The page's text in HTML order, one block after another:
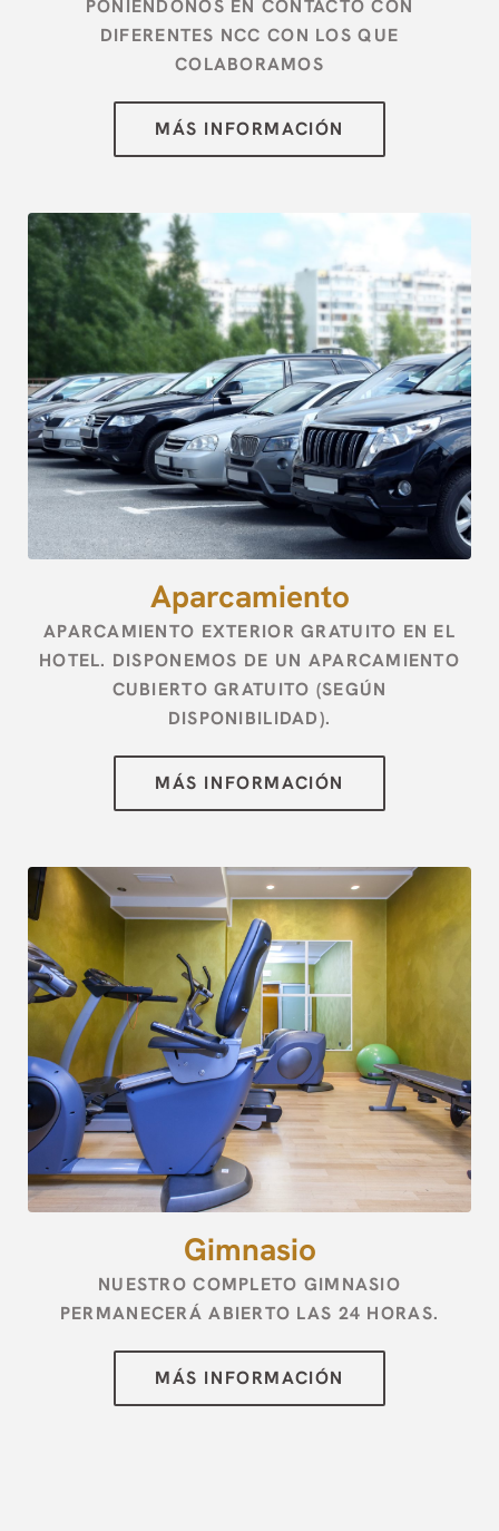
PONIÉNDONOS EN CONTACTO CON
DIFERENTES NCC CON LOS QUE
COLABORAMOS
[{"url":"https:\/\/synergy.booking-
channel.com\/api\/hotels\/2973\/medias\/76#Hotel Palace
Zingonia_Verdellino_Aparcamiento","name":""}]
Aparcamiento
APARCAMIENTO EXTERIOR GRATUITO EN EL
HOTEL. DISPONEMOS DE UN APARCAMIENTO
CUBIERTO GRATUITO (SEGÚN
DISPONIBILIDAD).
[{"url":"https:\/\/synergy.booking-
channel.com\/api\/hotels\/2973\/medias\/72#Hotel Palace
Zingonia_Verdellino_Gimnasio","name":""}]
Gimnasio
NUESTRO COMPLETO GIMNASIO
PERMANECERÁ ABIERTO LAS 24 HORAS.